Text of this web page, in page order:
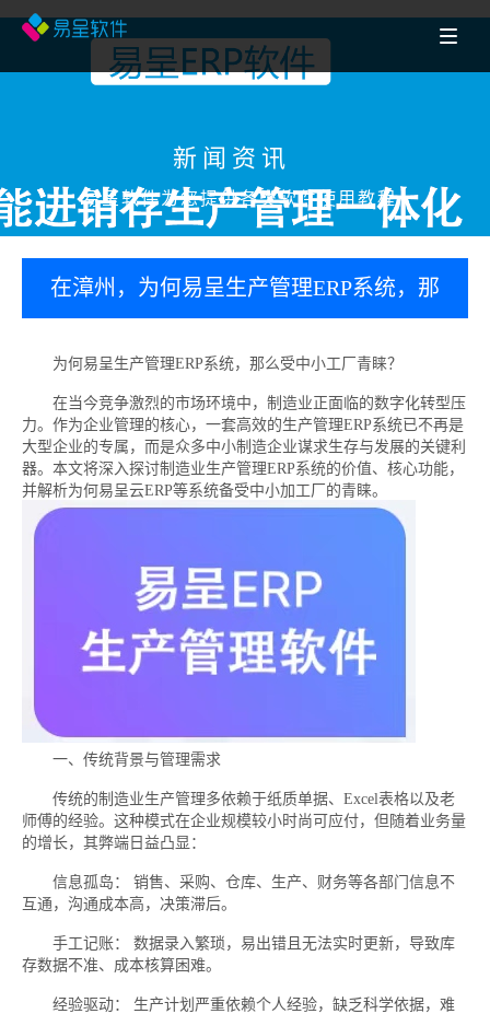
新闻资讯
易呈软件为您提供各类软件使用教程
在漳州，为何易呈生产管理ERP系统，那
为何易呈生产管理ERP系统，那么受中小工厂青睐？
在当今竞争激烈的市场环境中，制造业正面临的数字化转型压
力。作为企业管理的核心，一套高效的生产管理ERP系统已不再是
大型企业的专属，而是众多中小制造企业谋求生存与发展的关键利
器。本文将深入探讨制造业生产管理ERP系统的价值、核心功能，
并解析为何易呈云ERP等系统备受中小加工厂的青睐。
一、传统背景与管理需求
传统的制造业生产管理多依赖于纸质单据、Excel表格以及老
师傅的经验。这种模式在企业规模较小时尚可应付，但随着业务量
的增长，其弊端日益凸显：
信息孤岛： 销售、采购、仓库、生产、财务等各部门信息不
互通，沟通成本高，决策滞后。
手工记账： 数据录入繁琐，易出错且无法实时更新，导致库
存数据不准、成本核算困难。
经验驱动： 生产计划严重依赖个人经验，缺乏科学依据，难